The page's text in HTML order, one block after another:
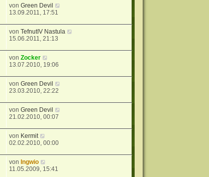
vonGreen Devil
13.09.2011, 17:51
vonTefnutIV Nastula
15.06.2011, 21:13
vonZocker
13.07.2010, 19:06
vonGreen Devil
23.03.2010, 22:22
vonGreen Devil
21.02.2010, 00:07
von Kermit
02.02.2010, 00:00
von Ingwio
11.05.2009, 15:41